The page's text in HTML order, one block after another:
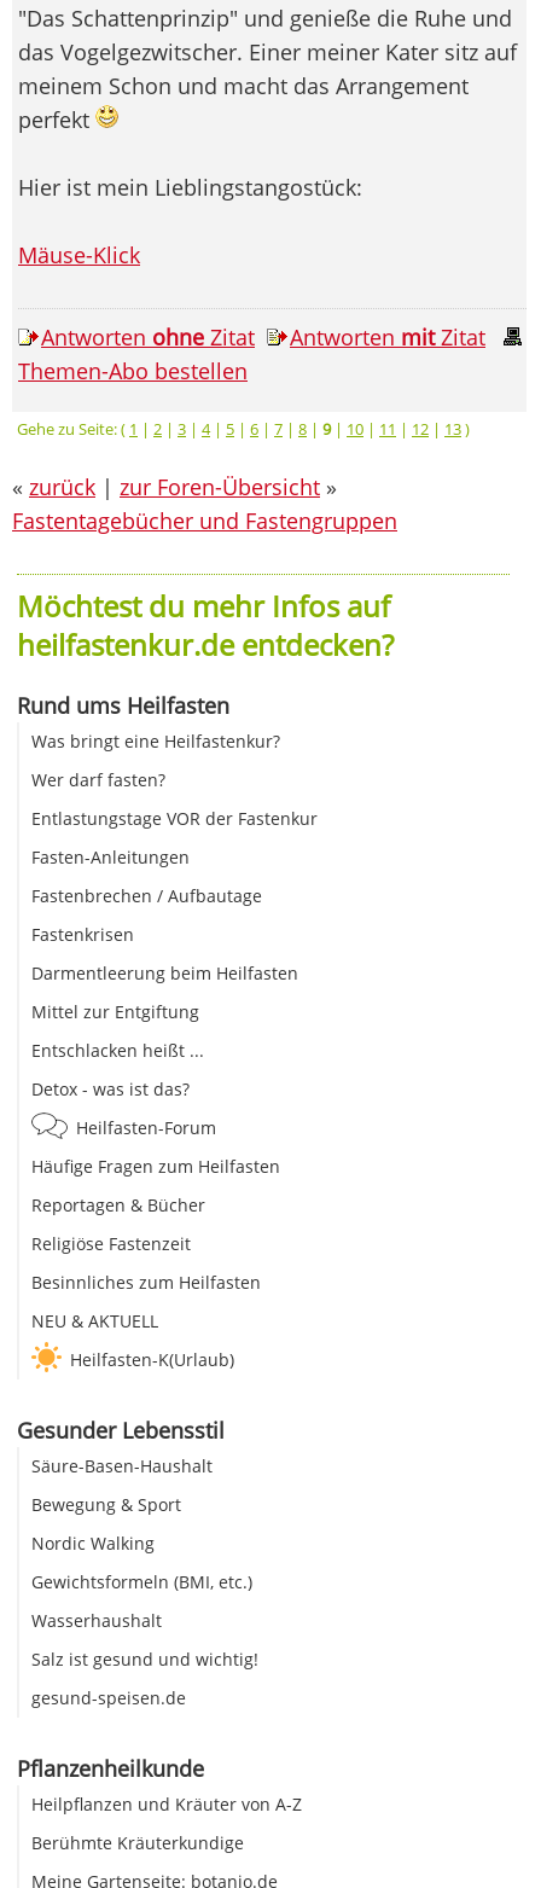
"Das Schattenprinzip" und genieße die Ruhe und
das Vogelgezwitscher. Einer meiner Kater sitz auf
meinem Schon und macht das Arrangement
perfekt
Hier ist mein Lieblingstangostück:
Mäuse-Klick
Antworten ohne Zitat Antworten mitZitat
Themen-Abo bestellen
Gehe zu Seite: ( 1 | 2 | 3 | 4| 5 | 6 | 7 | 8 | 9| 10 | 11 | 12 | 13)
« zurück | zur Foren-Übersicht »
Fastentagebücher und Fastengruppen
Möchtest du mehr Infos auf
heilfastenkur.de entdecken?
Rund ums Heilfasten
Was bringt eine Heilfastenkur?
Wer darf fasten?
Entlastungstage VOR der Fastenkur
Fasten-Anleitungen
Fastenbrechen / Aufbautage
Fastenkrisen
Darmentleerung beim Heilfasten
Mittel zur Entgiftung
Entschlacken heißt ...
Detox - was ist das?
Heilfasten-Forum
Häufige Fragen zum Heilfasten
Reportagen & Bücher
Religiöse Fastenzeit
Besinnliches zum Heilfasten
NEU & AKTUELL
Heilfasten-K(Urlaub)
Gesunder Lebensstil
Säure-Basen-Haushalt
Bewegung & Sport
Nordic Walking
Gewichtsformeln (BMI, etc.)
Wasserhaushalt
Salz ist gesund und wichtig!
gesund-speisen.de
Pflanzenheilkunde
Heilpflanzen und Kräuter von A-Z
Berühmte Kräuterkundige
Meine Gartenseite: botanio.de